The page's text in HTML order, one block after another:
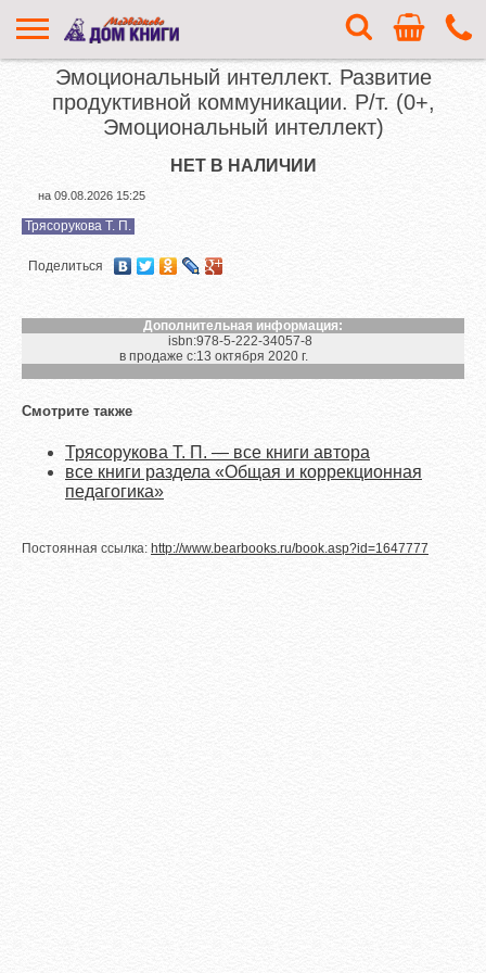
Эмоциональный интеллект. Развитие
продуктивной коммуникации. Р/т. (0+,
Эмоциональный интеллект)
Трясорукова Т. П.
Поделиться
Дополнительная информация:
isbn:978-5-222-34057-8
в продаже с:13 октября 2020 г.
Смотрите также
Трясорукова Т. П. — все книги автора
все книги раздела «Общая и коррекционная
педагогика»
Постоянная ссылка: http://www.bearbooks.ru/book.asp?id=1647777
НЕТ В НАЛИЧИИ
на 09.08.2026 15:25